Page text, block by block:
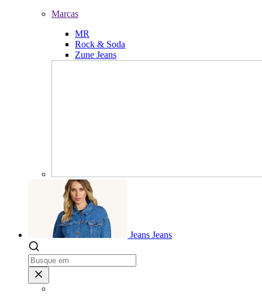
Marcas
MR
Rock & Soda
Zune Jeans
Jeans Jeans